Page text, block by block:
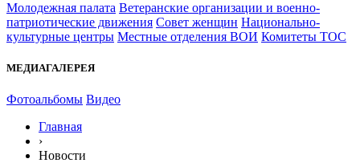
Молодежная палата Ветеранские организации и военно-
патриотические движения Совет женщин Национально-
культурные центры Местные отделения ВОИ Комитеты ТОС
МЕДИАГАЛЕРЕЯ
Фотоальбомы Видео
Главная
›
Новости